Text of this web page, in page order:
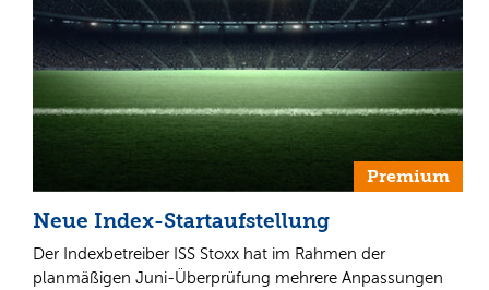
Premium
Neue Index-Startaufstellung
Der Indexbetreiber ISS Stoxx hat im Rahmen der
planmäßigen Juni-Überprüfung mehrere Anpassungen